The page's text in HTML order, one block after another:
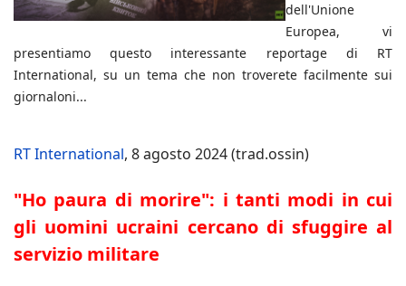
dell'Unione
Europea, vi
presentiamo questo interessante reportage di RT
International, su un tema che non troverete facilmente sui
giornaloni...
RT International, 8 agosto 2024 (trad.ossin)
"Ho paura di morire": i tanti modi in cui
gli uomini ucraini cercano di sfuggire al
servizio militare